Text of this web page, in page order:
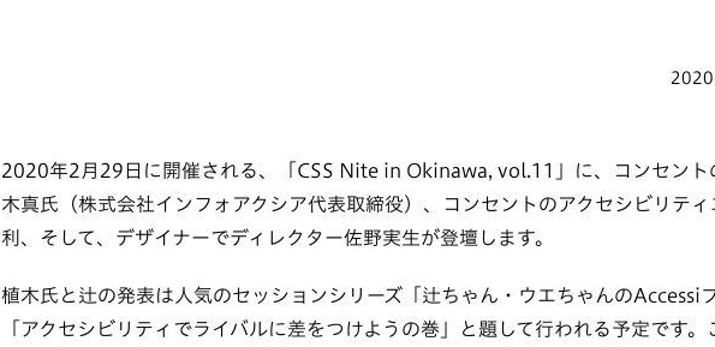
2020年2月29日に開催される、「CSS Nite in Okinawa, vol.11」に、コンセント
木真氏（株式会社インフォアクシア代表取締役）、コンセントのアクセシビリテ
利、そして、デザイナーでディレクター佐野実生が登壇します。
植木氏と辻の発表は人気のセッションシリーズ「辻ちゃん・ウエちゃんのAccessi
「アクセシビリティでライバルに差をつけようの巻」と題して行われる予定です。